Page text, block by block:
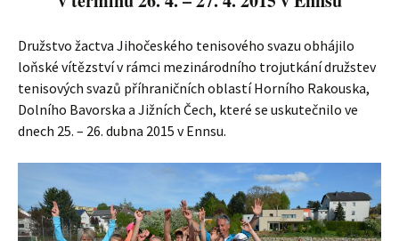
Družstvo žactva Jihočeského tenisového svazu obhájilo
loňské vítězství v rámci mezinárodního trojutkání družstev
tenisových svazů příhraničních oblastí Horního Rakouska,
Dolního Bavorska a Jižních Čech, které se uskutečnilo ve
dnech 25. – 26. dubna 2015 v Ennsu.